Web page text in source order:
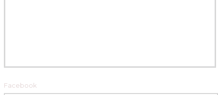
Facebook